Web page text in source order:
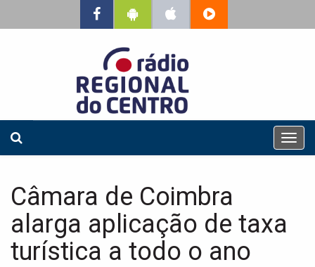
T
o
Câmara de Coimbra
alarga aplicação de taxa
turística a todo o ano